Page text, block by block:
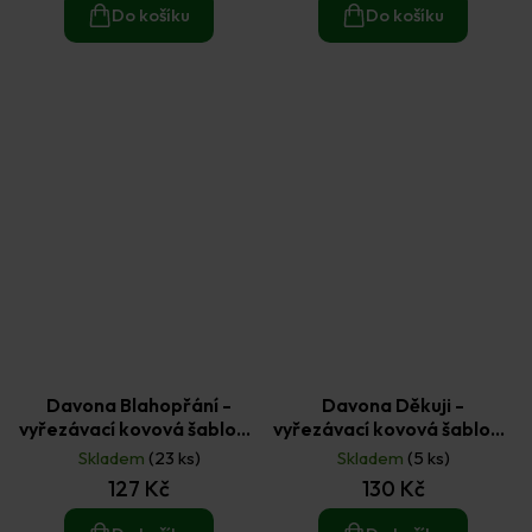
Do košíku Do košíku
Davona Blahopřání -
vyřezávací kovová šablona
1ks
Skladem (23 ks)
127 Kč
Davona Děkuji -
vyřezávací kovová šablona
1 ks
Skladem (5 ks)
130 Kč